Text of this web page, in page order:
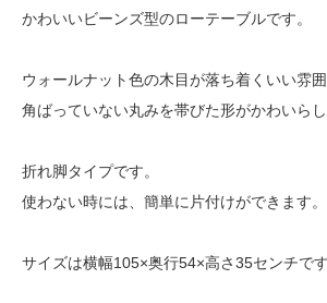
かわいいビーンズ型のローテーブルです。
ウォールナット色の木目が落ち着くいい雰囲
角ばっていない丸みを帯びた形がかわいらし
折れ脚タイプです。
使わない時には、簡単に片付けができます。
サイズは横幅105×奥行54×高さ35センチです